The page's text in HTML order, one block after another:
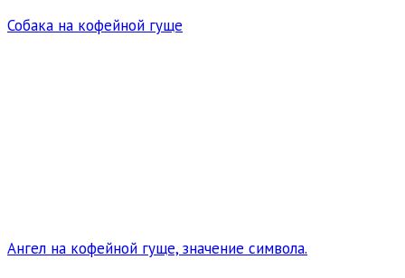
Собака на кофейной гуще
Ангел на кофейной гуще, значение символа.